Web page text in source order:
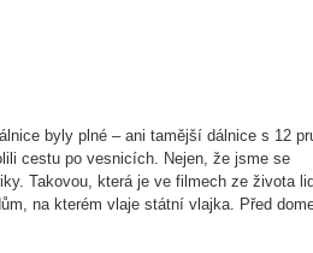
byly plné – ani tamější dálnice s 12
cestu po vesnicích. Nejen, že jsme se
Takovou, která je ve filmech ze života
na kterém vlaje státní vlajka. Před